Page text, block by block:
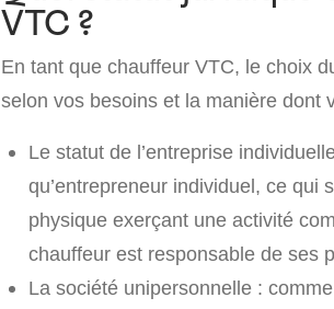
VTC ?
En tant que chauffeur VTC, le choix
selon vos besoins et la manière dont
Le statut de l’entreprise
qu’entrepreneur individuel, ce qui
physique exerçant une activité
chauffeur est responsable de ses
La société unipersonnelle :